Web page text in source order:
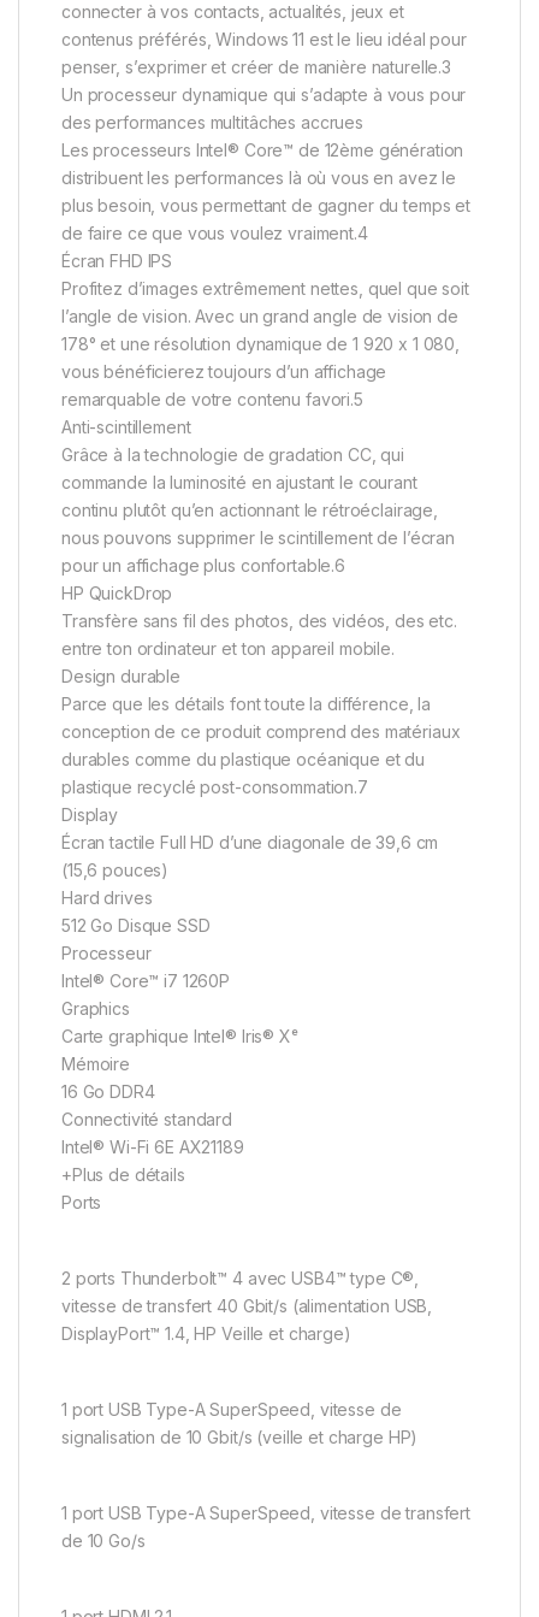
connecter à vos contacts, actualités, jeux et
contenus préférés, Windows 11 est le lieu idéal pour
penser, s’exprimer et créer de manière naturelle.3
Un processeur dynamique qui s’adapte à vous pour
des performances multitâches accrues
Les processeurs Intel® Core™ de 12ème génération
distribuent les performances là où vous en avez le
plus besoin, vous permettant de gagner du temps et
de faire ce que vous voulez vraiment.4
Écran FHD IPS
Profitez d’images extrêmement nettes, quel que soit
l’angle de vision. Avec un grand angle de vision de
178° et une résolution dynamique de 1 920 x 1 080,
vous bénéficierez toujours d’un affichage
remarquable de votre contenu favori.5
Anti-scintillement
Grâce à la technologie de gradation CC, qui
commande la luminosité en ajustant le courant
continu plutôt qu’en actionnant le rétroéclairage,
nous pouvons supprimer le scintillement de l’écran
pour un affichage plus confortable.6
HP QuickDrop
Transfère sans fil des photos, des vidéos, des etc.
entre ton ordinateur et ton appareil mobile.
Design durable
Parce que les détails font toute la différence, la
conception de ce produit comprend des matériaux
durables comme du plastique océanique et du
plastique recyclé post-consommation.7
Display
Écran tactile Full HD d’une diagonale de 39,6 cm
(15,6 pouces)
Hard drives
512 Go Disque SSD
Processeur
Intel® Core™ i7 1260P
Graphics
Carte graphique Intel® Iris® Xᵉ
Mémoire
16 Go DDR4
Connectivité standard
Intel® Wi-Fi 6E AX21189
+Plus de détails
Ports
2 ports Thunderbolt™ 4 avec USB4™ type C®,
vitesse de transfert 40 Gbit/s (alimentation USB,
DisplayPort™ 1.4, HP Veille et charge)
1 port USB Type-A SuperSpeed, vitesse de
signalisation de 10 Gbit/s (veille et charge HP)
1 port USB Type-A SuperSpeed, vitesse de transfert
de 10 Go/s